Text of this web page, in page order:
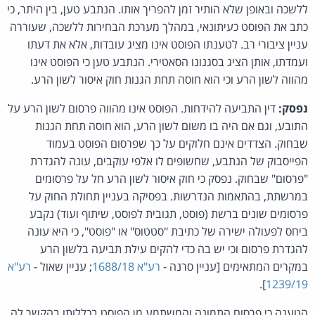
ללשכה ובאופן שלא הותיר זמן להפריך אותו. הנתבע טען, בין היתר, כי
כתב את הפוסט כעיתונאי, במהלך מערכת הבחירות ללשכה, שעוררה
עניין ציבורי רב. לטענתו הפוסט אינו מציג עובדות, אלא את דעתו
ועמדתו, אותן הציג בסגנונו הסאטירי. הנתבע טען כי הפוסט אינו
מהווה לשון הרע וכי הוא חוסה תחת הגנות חוק איסור לשון הרע.
נפסק: דין התביעה להידחות. הפוסט אינו מהווה פרסום לשון הרע על
התובע, וגם אם היה בו משום לשון הרע, הוא חוסה תחת הגנות
שבחוק. הצדדים אינם חלוקים על כך שפרסום הפוסט בעמוד
הפייסבוק של הנתבע, שחשופים לו אלפי עוקבים, עונה להגדרת
"פרסום" שבחוק. נפסק כי חוק איסור לשון הרע חל על פרסומים
במרשתת, בהתאמות הנדרשות. בפסיקה בעניין תחולת החוק על
פרסומים שונים ברשת (פוסט, תגובית לפוסט, שיתוף ועוד) נקבע
ביחס לפעולה ישירה של כתיבת "סטטוס" או "פוסט", כי היא עונה
להגדרת פרסום וכי יש בה כדי להקים עילת תביעה בלשון הרע
במקרים המתאימים [עניין סרנה - רע"א 1688/18 ; עניין שאול - רע"א
1239/19
].